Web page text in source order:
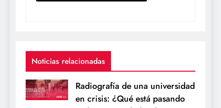
Noticias relacionadas
Radiografía de una universidad
en crisis: ¿Qué está pasando